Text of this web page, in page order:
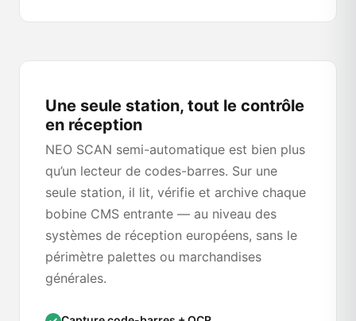
Une seule station, tout le contrôle
en réception
NEO SCAN semi-automatique est bien plus
qu’un lecteur de codes-barres. Sur une
seule station, il lit, vérifie et archive chaque
bobine CMS entrante — au niveau des
systèmes de réception européens, sans le
périmètre palettes ou marchandises
générales.